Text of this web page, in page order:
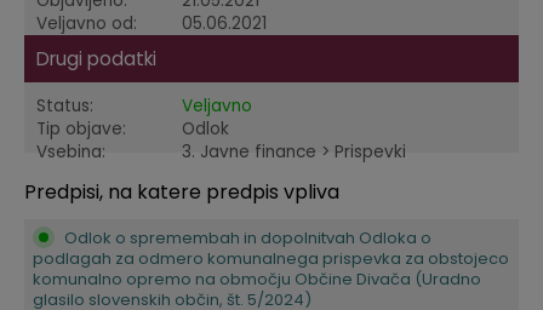
Veljavno od:
05.06.2021
Drugi podatki
Status:
Veljavno
Tip objave:
Odlok
Vsebina:
3. Javne finance > Prispevki
Predpisi, na katere predpis vpliva
Odlok o spremembah in dopolnitvah Odloka o
podlagah za odmero komunalnega prispevka za obstojeco
komunalno opremo na območju Občine Divača (Uradno
glasilo slovenskih občin, št. 5/2024)
Krajevne skupnosti
Naselja v občini
Organigram
Temeljni akti
Predpisi in odloki
GLASNIK Občine Divača
Proračun občine